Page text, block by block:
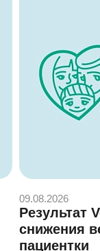
09.08.2026
Результат
снижения
пациентки